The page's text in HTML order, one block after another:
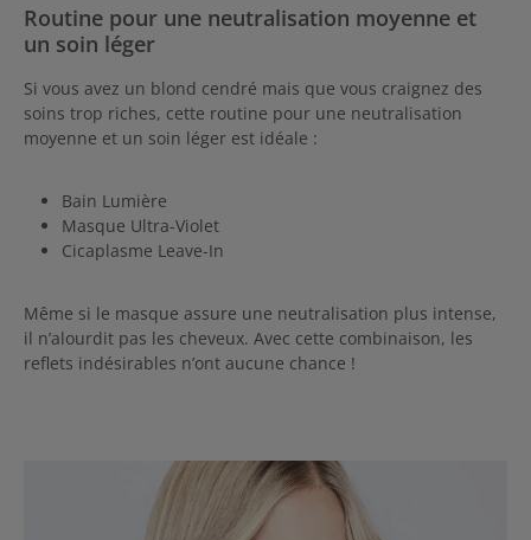
Routine pour une neutralisation moyenne et
un soin léger
Si vous avez un blond cendré mais que vous craignez des
soins trop riches, cette routine pour une neutralisation
moyenne et un soin léger est idéale :
Bain Lumière
Masque Ultra-Violet
Cicaplasme Leave-In
Même si le masque assure une neutralisation plus intense,
il n’alourdit pas les cheveux. Avec cette combinaison, les
reflets indésirables n’ont aucune chance !